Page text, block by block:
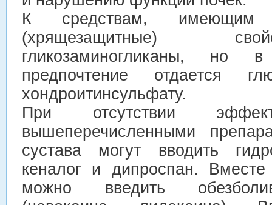
К средствам, имеющим
(хрящезащитные)
гликозаминогликаны, но
предпочтение отдается
хондроитинсульфату.
При отсутствии
вышеперечисленными
сустава могут вводить
кеналог и дипроспан. Вместе
можно введить